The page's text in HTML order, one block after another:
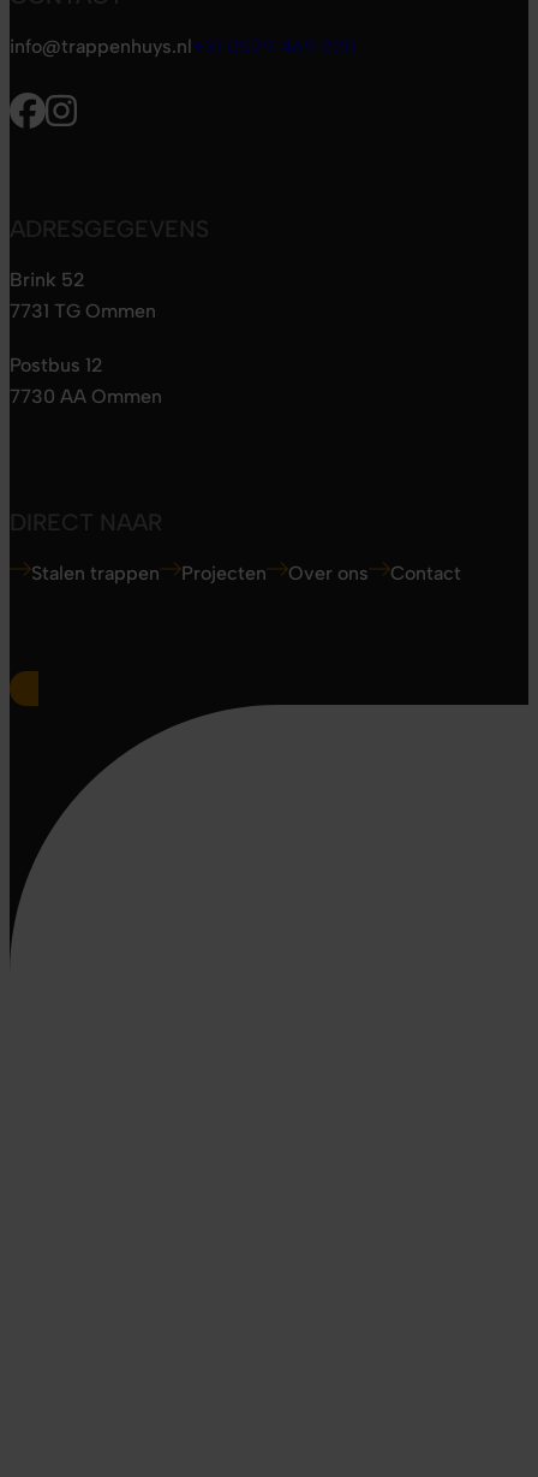
info@trappenhuys.nl+31 0529 469 220
ADRESGEGEVENS
Brink 52
7731 TG Ommen
Postbus 12
7730 AA Ommen
DIRECT NAAR
Stalen trappen Projecten Over ons Contact